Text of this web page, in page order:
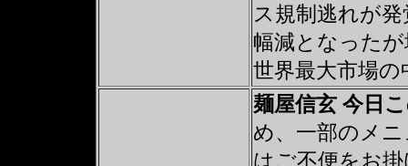
ス規制逃れが
幅減となった
世界最大市場
麺屋信玄 今日
め、一部のメ
はご不便をお